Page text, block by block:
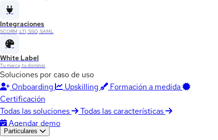
Integraciones
SCORM, LTI, SSO, SAML
White Label
Tu marca, tu dominio
Soluciones por caso de uso
Onboarding
Upskilling
Formación a medida
Certificación
Todas las soluciones
Todas las características
Agendar demo
Particulares